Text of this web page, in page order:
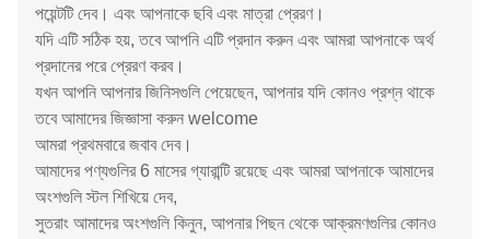
পয়েন্টটি দেব। এবং আপনাকে ছবি এবং মাত্রা প্রেরণ।
যদি এটি সঠিক হয়, তবে আপনি এটি প্রদান করুন এবং আমরা আপনাকে অর্থ
প্রদানের পরে প্রেরণ করব।
যখন আপনি আপনার জিনিসগুলি পেয়েছেন, আপনার যদি কোনও প্রশ্ন থাকে
তবে আমাদের জিজ্ঞাসা করুন welcome
আমরা প্রথমবারে জবাব দেব।
আমাদের পণ্যগুলির 6 মাসের গ্যারান্টি রয়েছে এবং আমরা আপনাকে আমাদের
অংশগুলি স্টল শিখিয়ে দেব,
সুতরাং আমাদের অংশগুলি কিনুন, আপনার পিছন থেকে আক্রমণগুলির কোনও